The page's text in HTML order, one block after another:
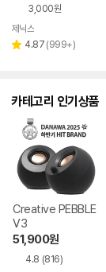
3,000원
페이
제닉스
별 4.87 리
(999+)
카테고리 인기상품
Creative PEBBLE
V3
51,900원
4.8 (816)